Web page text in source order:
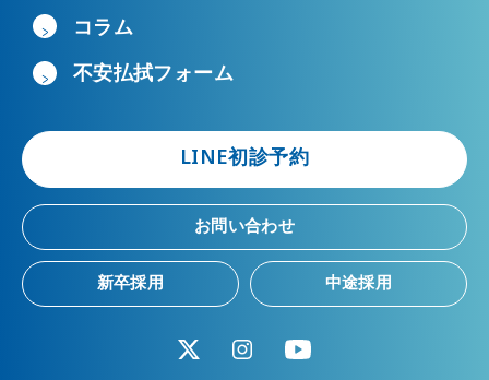
コラム
不安払拭フォーム
LINE初診予約
お問い合わせ
新卒採用 中途採用